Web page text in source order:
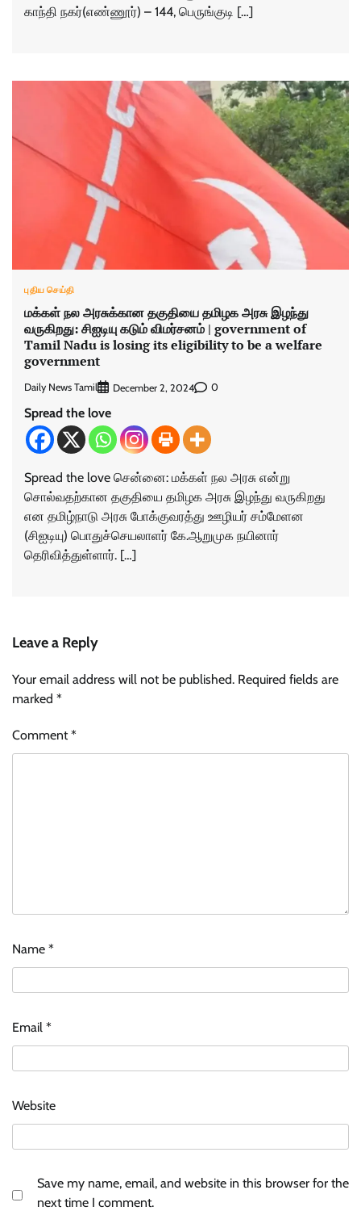
காந்தி நகர்(எண்ணூர்) – 144, பெருங்குடி […]
புதிய செய்தி
மக்​கள்​ நல அரசுக்​கான தகு​தி​யை தமிழக அரசு இழந்​து
வருகிறது: சிஐடி​யு கடும்​ ​விமர்​சனம்​ | government of
Tamil Nadu is losing its eligibility to be a welfare
government
Daily News Tamil December 2, 2024 0
Spread the love
Spread the love சென்னை: மக்கள் நல அரசு என்று
சொல்வதற்கான தகுதியை தமிழக அரசு இழந்து வருகிறது
என தமிழ்நாடு அரசு போக்குவரத்து ஊழியர் சம்மேளன
(சிஐடியு) பொதுச்செயலாளர் கே.ஆறுமுக நயினார்
தெரிவித்துள்ளார். […]
Leave a Reply
Your email address will not be published. Required fields are
marked *
Comment*
Name *
Email *
Website
Save my name, email, and website in this browser for the
next time I comment.